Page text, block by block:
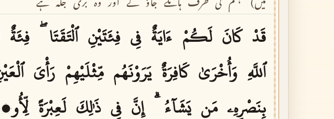
قَدْ كَانَ لَكُمْ ءَايَةٌ فِى فِئَتَيْنِ ٱلْتَقَتَا فِئَةٌ
ٱللَّهِ وَأُخْرَىٰ كَافِرَةٌ يَرَوْنَهُم مِّثْلَيْهِمْ رَأْىَ
بِنَصْرِهِۦ مَن يَشَآءُ إِنَّ فِى ذَٰلِكَ لَعِبْرَةً